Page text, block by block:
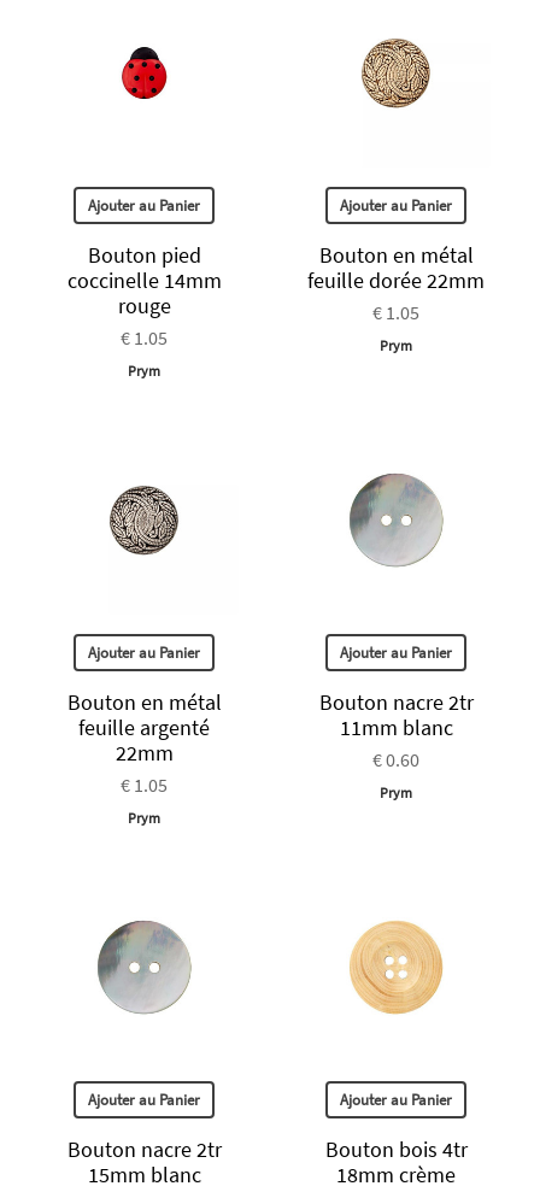
Ajouter au Panier
Bouton pied
coccinelle 14mm
rouge
€ 1.05
Prym
Ajouter au Panier
Bouton en métal
feuille dorée 22mm
€ 1.05
Prym
Ajouter au Panier
Bouton en métal
feuille argenté
22mm
€ 1.05
Prym
Ajouter au Panier
Bouton nacre 2tr
11mm blanc
€ 0.60
Prym
Ajouter au Panier
Bouton nacre 2tr
15mm blanc
Ajouter au Panier
Bouton bois 4tr
18mm crème